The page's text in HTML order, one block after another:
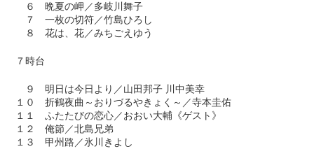
６ 晩夏の岬／多岐川舞子
７ 一枚の切符／竹島ひろし
８ 花は、花／みちごえゆう
７時台
９ 明日は今日より／山田邦子 川中美幸
１０ 折鶴夜曲～おりづるやきょく～／寺本圭佑
１１ ふたたびの恋心／おおい大輔《ゲスト》
１２ 俺節／北島兄弟
１３ 甲州路／氷川きよし